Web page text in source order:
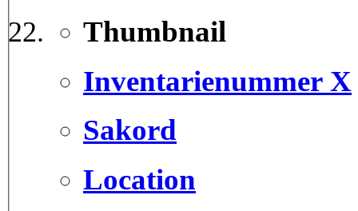
Thumbnail
Inventarienummer X
Sakord
Location